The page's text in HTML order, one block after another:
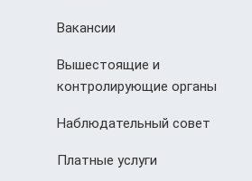
Вакансии
Вышестоящие и
контролирующие органы
Наблюдательный совет
Платные услуги